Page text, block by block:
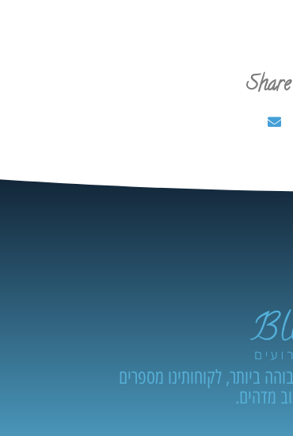
ביותר, לקוחותינו מספרים
מדהים.